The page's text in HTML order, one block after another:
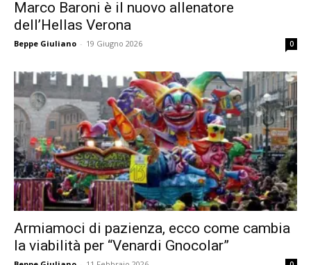
Marco Baroni è il nuovo allenatore
dell’Hellas Verona
Beppe Giuliano - 19 Giugno 2026 0
Armiamoci di pazienza, ecco come cambia
la viabilità per “Venardi Gnocolar”